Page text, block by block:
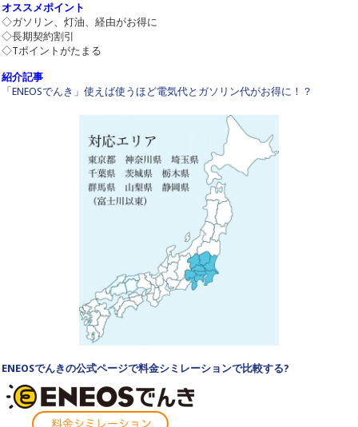
オススメポイント
◇ガソリン、灯油、経由がお得に
◇長期契約割引
◇Tポイントがたまる
紹介記事
「ENEOSでんき」使えば使うほど電気代とガソリン代がお得に！？
ENEOSでんきの公式ページで料金シミレーションで比較する?